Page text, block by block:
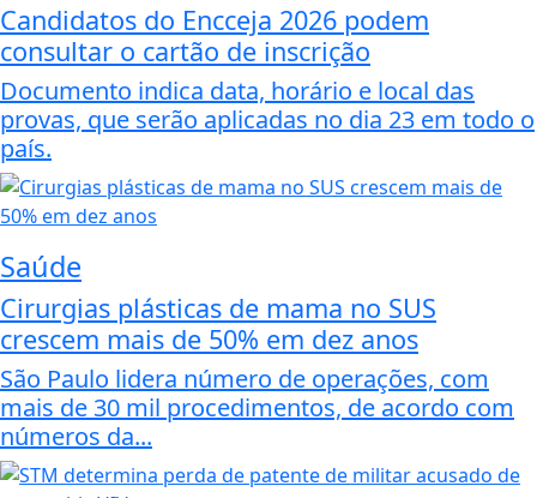
Candidatos do Encceja 2026 podem
consultar o cartão de inscrição
Documento indica data, horário e local das
provas, que serão aplicadas no dia 23 em todo o
país.
Saúde
Cirurgias plásticas de mama no SUS
crescem mais de 50% em dez anos
São Paulo lidera número de operações, com
mais de 30 mil procedimentos, de acordo com
números da...